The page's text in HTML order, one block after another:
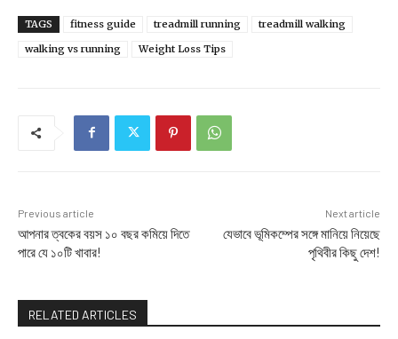
TAGS fitness guide treadmill running
treadmill walking
walking vs running
Weight Loss Tips
Previous article
আপনার ত্বকের বয়স ১০ বছর কমিয়ে দিতে
পারে যে ১০টি খাবার!
Next article
যেভাবে ভূমিকম্পের সঙ্গে মানিয়ে নিয়েছে
পৃথিবীর কিছু দেশ!
RELATED ARTICLES